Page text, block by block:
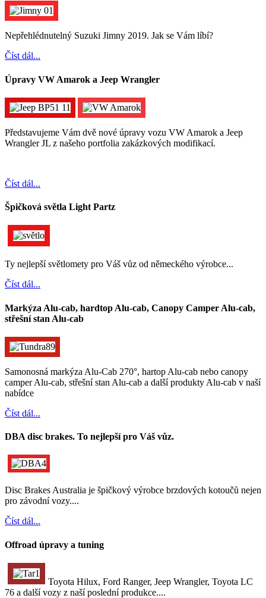
Nepřehlédnutelný Suzuki Jimny 2019. Jak se Vám líbí?
Číst dál...
Úpravy VW Amarok a Jeep Wrangler
Představujeme Vám dvě nové úpravy vozu VW Amarok a Jeep
Wrangler JL z našeho portfolia zakázkových modifikací.
Číst dál...
Špičková světla Light Partz
Ty nejlepší světlomety pro Váš vůz od německého výrobce...
Číst dál...
Markýza Alu-cab, hardtop Alu-cab, Canopy Camper Alu-cab,
střešní stan Alu-cab
Samonosná markýza Alu-Cab 270°, hartop Alu-cab nebo canopy
camper Alu-cab, střešní stan Alu-cab a další produkty Alu-cab v naší
nabídce
Číst dál...
DBA disc brakes. To nejlepší pro Váš vůz.
Disc Brakes Australia je špičkový výrobce brzdových kotoučů nejen
pro závodní vozy....
Číst dál...
Offroad úpravy a tuning
Toyota Hilux, Ford Ranger, Jeep Wrangler, Toyota LC
76 a další vozy z naší poslední produkce....